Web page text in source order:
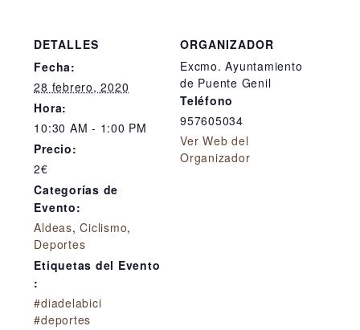
DETALLES
Fecha:
28 febrero, 2020
Hora:
10:30 AM - 1:00 PM
Precio:
2€
Categorías de
Evento:
Aldeas,Ciclismo,
Deportes
Etiquetas del Evento
:
#diadelabici
#deportes
ORGANIZADOR
Excmo. Ayuntamiento
de Puente Genil
Teléfono
957605034
Ver Web del
Organizador